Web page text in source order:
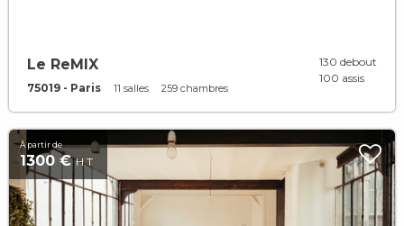
Le ReMIX
75019 - Paris 11 salles 259 chambres
130 debout
100 assis
À partir de
1300 €H.T